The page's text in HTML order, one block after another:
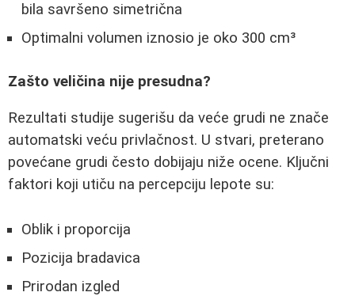
bila savršeno simetrična
Optimalni volumen iznosio je oko 300 cm³
Zašto veličina nije presudna?
Rezultati studije sugerišu da veće grudi ne znače
automatski veću privlačnost. U stvari, preterano
povećane grudi često dobijaju niže ocene. Ključni
faktori koji utiču na percepciju lepote su:
Oblik i proporcija
Pozicija bradavica
Prirodan izgled